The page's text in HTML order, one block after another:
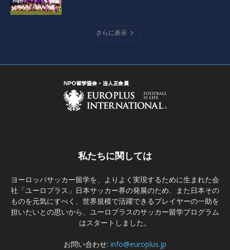
さらに表示
私たちに関しては
ヨーロッパサッカー留学を、よりよく実現するために生まれた会
社「ユーロプラス」日本サッカー界の発展のため、また日本その
ものを元気にすべく、世界規模で活躍できるプレイヤーの一助を
担いたいとの思いから、ユーロプラスのサッカー留学プログラム
はスタートしました。
お問い合わせ: info@europlus.jp